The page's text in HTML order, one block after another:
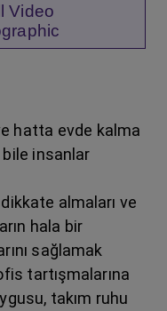
Video
hatta evde kalma
insanlar
almaları ve
hala bir
sağlamak
tartışmalarına
takım ruhu